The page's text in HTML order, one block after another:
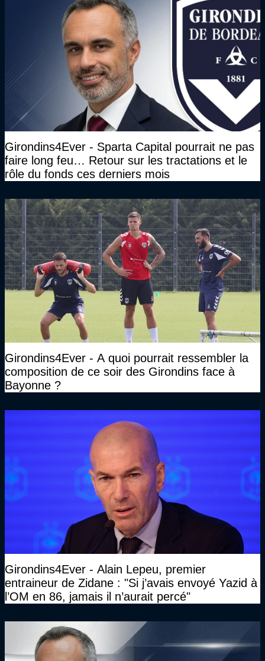
Girondins4Ever - Sparta Capital pourrait ne pas
faire long feu… Retour sur les tractations et le
rôle du fonds ces derniers mois
Girondins4Ever - A quoi pourrait ressembler la
composition de ce soir des Girondins face à
Bayonne ?
Girondins4Ever - Alain Lepeu, premier
entraineur de Zidane : "Si j’avais envoyé Yazid à
l’OM en 86, jamais il n’aurait percé"